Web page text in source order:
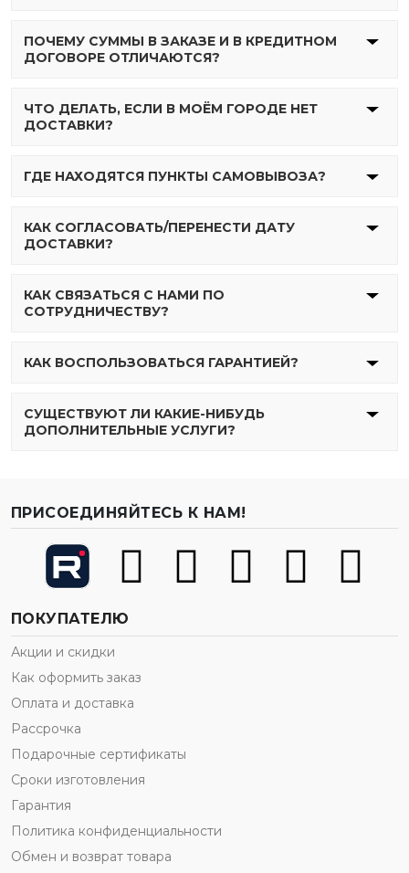
ПОЧЕМУ СУММЫ В ЗАКАЗЕ И В КРЕДИТНОМ
ДОГОВОРЕ ОТЛИЧАЮТСЯ?
ЧТО ДЕЛАТЬ, ЕСЛИ В МОЁМ ГОРОДЕ НЕТ
ДОСТАВКИ?
ГДЕ НАХОДЯТСЯ ПУНКТЫ САМОВЫВОЗА?
КАК СОГЛАСОВАТЬ/ПЕРЕНЕСТИ ДАТУ
ДОСТАВКИ?
КАК СВЯЗАТЬСЯ С НАМИ ПО
СОТРУДНИЧЕСТВУ?
КАК ВОСПОЛЬЗОВАТЬСЯ ГАРАНТИЕЙ?
СУЩЕСТВУЮТ ЛИ КАКИЕ-НИБУДЬ
ДОПОЛНИТЕЛЬНЫЕ УСЛУГИ?
ПРИСОЕДИНЯЙТЕСЬ К НАМ!
ПОКУПАТЕЛЮ
Акции и скидки
Как оформить заказ
Оплата и доставка
Рассрочка
Подарочные сертификаты
Сроки изготовления
Гарантия
Политика конфиденциальности
Обмен и возврат товара